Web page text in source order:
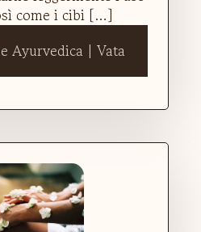
come i cibi […]
Ayurvedica | Vata